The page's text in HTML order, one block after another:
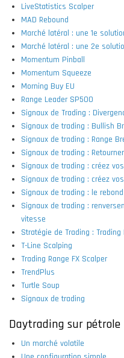
LiveStatistics Scalper
MAD Rebound
Marché latéral : une 1e
Marché latéral : une 2e
Momentum Pinball
Momentum Squeeze
Morning Buy EU
Range Leader SP500
Signaux de Trading :
Signaux de trading : Bullish
Signaux de trading : Range
Signaux de trading :
Signaux de trading : créez
Signaux de trading : créez
Signaux de trading : le
Signaux de trading :
vitesse
Stratégie de Trading :
T-Line Scalping
Trading Range FX Scalper
TrendPlus
Turtle Soup
Signaux de trading
Daytrading sur pétrole
Un marché volatile